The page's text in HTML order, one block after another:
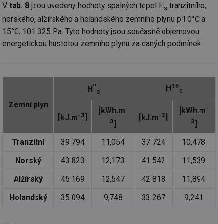
V tab. 8 jsou uvedeny hodnoty spalných tepel Hs tranzitního,
norského, alžírského a holandského zemního plynu při 0°C a
15°C, 101 325 Pa. Tyto hodnoty jsou současně objemovou
energetickou hustotou zemního plynu za daných podmínek
Zemní plyn
H
o
s H15
s
[kJ.m-3]
[kWh.m-
3]
[kJ.m-3]
[kWh.m-
3]
Tranzitní 39 794 11,054 37 724
10,478
Norský
43 823 12,173 41 542
11,539
Alžírský
45 169 12,547 42 818
11,894
Holandský
35 094 9,748 33 267 9,241